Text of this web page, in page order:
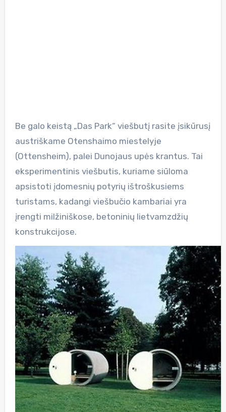
Be galo keistą „Das Park“ viešbutį rasite įsikūrusį
austriškame Otenshaimo miestelyje
(Ottensheim), palei Dunojaus upės krantus. Tai
eksperimentinis viešbutis, kuriame siūloma
apsistoti įdomesnių potyrių ištroškusiems
turistams, kadangi viešbučio kambariai yra
įrengti milžiniškose, betoninių lietvamzdžių
konstrukcijose.